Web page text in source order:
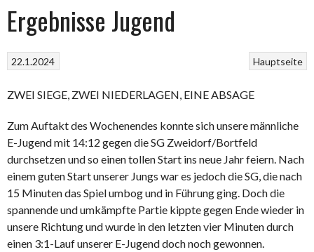
Ergebnisse Jugend
Hauptseite
22.1.2024
ZWEI SIEGE, ZWEI NIEDERLAGEN, EINE ABSAGE
Zum Auftakt des Wochenendes konnte sich unsere männliche
E-Jugend mit 14:12 gegen die SG Zweidorf/Bortfeld
durchsetzen und so einen tollen Start ins neue Jahr feiern. Nach
einem guten Start unserer Jungs war es jedoch die SG, die nach
15 Minuten das Spiel umbog und in Führung ging. Doch die
spannende und umkämpfte Partie kippte gegen Ende wieder in
unsere Richtung und wurde in den letzten vier Minuten durch
einen 3:1-Lauf unserer E-Jugend doch noch gewonnen.